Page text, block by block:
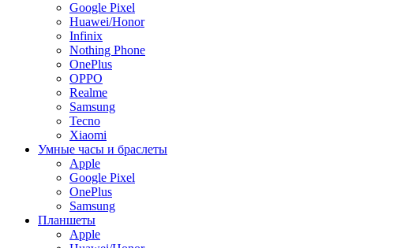
Google Pixel
Huawei/Honor
Infinix
Nothing Phone
OnePlus
OPPO
Realme
Samsung
Tecno
Xiaomi
Умные часы и браслеты
Apple
Google Pixel
OnePlus
Samsung
Планшеты
Apple